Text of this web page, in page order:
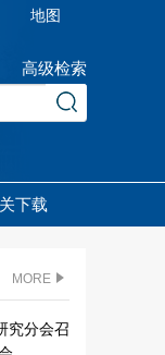
地图
高级检索
下载
MORE
究分会召